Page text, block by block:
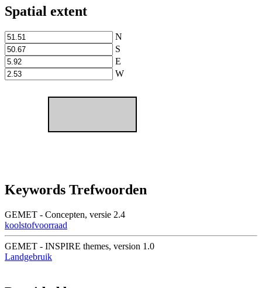
Spatial extent
N
S
E
W
Keywords Trefwoorden
GEMET - Concepten, versie 2.4
koolstofvoorraad
GEMET - INSPIRE themes, version 1.0
Landgebruik